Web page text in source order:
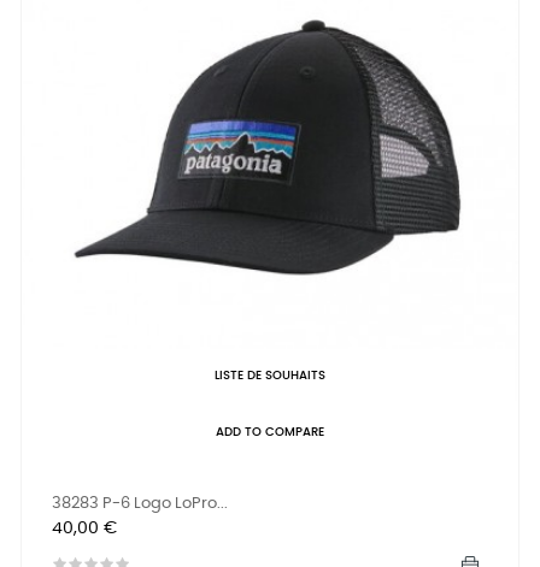
LISTE DE SOUHAITS
ADD TO COMPARE
38283 P-6 Logo LoPro...
Prix
40,00 €